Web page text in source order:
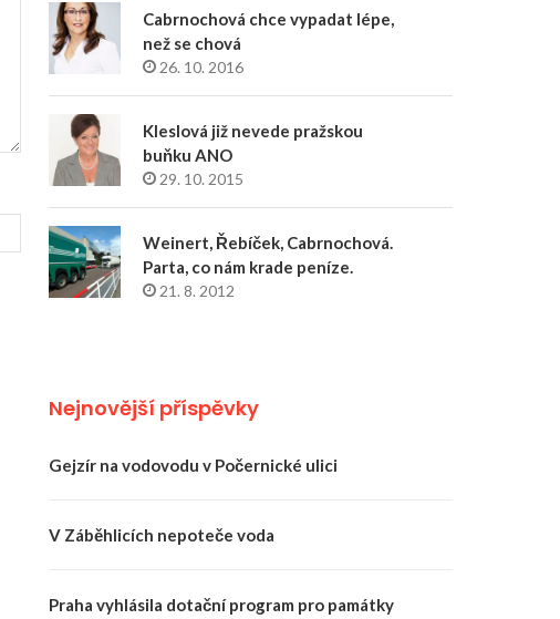
Cabrnochová chce vypadat lépe,
než se chová
26. 10. 2016
Kleslová již nevede pražskou
buňku ANO
29. 10. 2015
Weinert, Řebíček, Cabrnochová.
Parta, co nám krade peníze.
21. 8. 2012
Nejnovější příspěvky
Gejzír na vodovodu v Počernické ulici
V Záběhlicích nepoteče voda
Praha vyhlásila dotační program pro památky